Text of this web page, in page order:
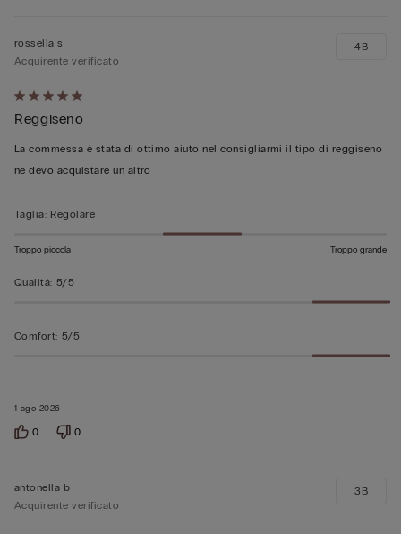
Valutato
5
su
5
1 ago 2026
rossella s
Acquirente verificato
Reggiseno
La commessa è stata dí ottimo aiuto nel consigliarmi il tipo di reggiseno
ne devo acquistare un altro
4B
Taglia: Regolare
Troppo piccola Troppo grande
Qualità: 5/5
Comfort: 5/5
0 0
antonella b
Acquirente verificato
3B